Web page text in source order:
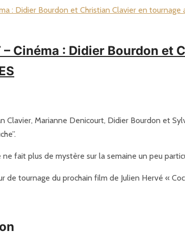
– Cinéma : Didier Bourdon
Clavier, Marianne Denicourt, Didier Bourdon et
ne fait plus de mystère sur la semaine un peu
de tournage du prochain film de Julien Hervé «